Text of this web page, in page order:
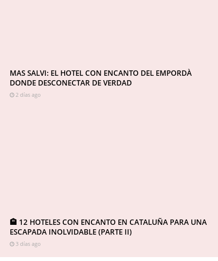
MAS SALVI: EL HOTEL CON ENCANTO DEL EMPORDÀ
DONDE DESCONECTAR DE VERDAD
2 días ago
🏨 12 HOTELES CON ENCANTO EN CATALUÑA PARA UNA
ESCAPADA INOLVIDABLE (PARTE II)
3 días ago